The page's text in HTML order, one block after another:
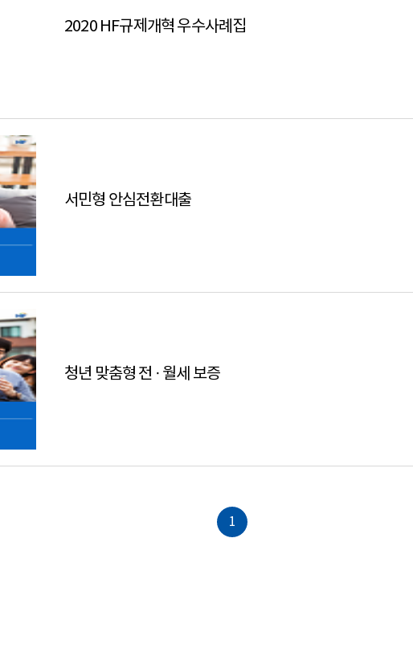
2020 HF규제개혁 우수사례집
서민형 안심전환대출
청년 맞춤형 전 · 월세 보증
1